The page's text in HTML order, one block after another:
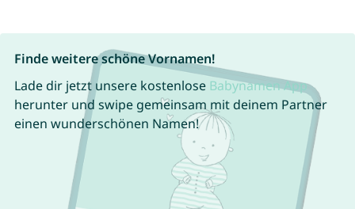
Finde weitere schöne Vornamen!
Lade dir jetzt unsere kostenlose Babynamen App
herunter und swipe gemeinsam mit deinem Partner
einen wunderschönen Namen!